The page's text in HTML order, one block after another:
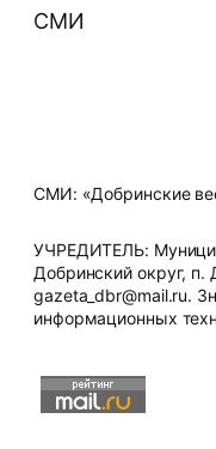
СМИ
СМИ: «Добринские
УЧРЕДИТЕЛЬ:
Добринский округ,
gazeta_dbr@mail.ru.
информационных